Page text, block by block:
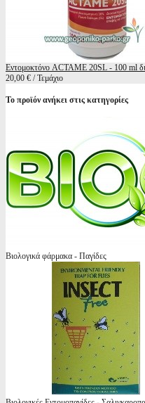
Εντομοκτόνο ACTAME 20SL - 100 ml
20,00 € / Τεμάχιο
Το προϊόν ανήκει στις κατηγορίες
Βιολογικά φάρμακα - Παγίδες